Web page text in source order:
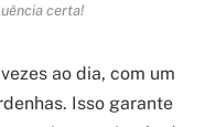
certa!
ao dia, com um
Isso garante